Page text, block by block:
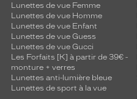
Lunettes de vue Femme
Lunettes de vue Homme
Lunettes de vue Enfant
Lunettes de vue Guess
Lunettes de vue Gucci
Les Forfaits [K] à partir de 39€ -
monture + verres
Lunettes anti-lumière bleue
Lunettes de sport à la vue